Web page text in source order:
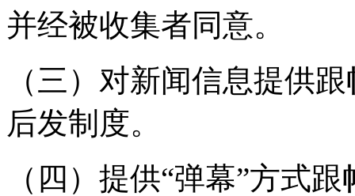
并经被收集者同意。
（三）对新闻信息提供
后发制度。
（四）提供“弹幕”方式